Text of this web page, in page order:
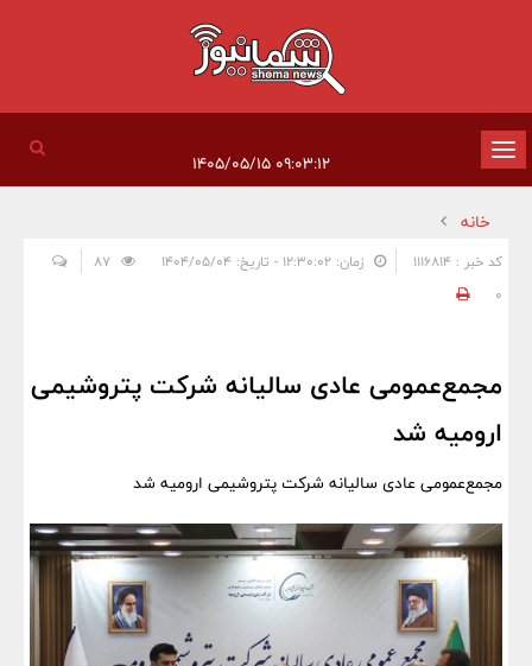
تغییر
وضعیت
ناوبری
۰۹:۰۳:۱۲ ۱۴۰۵/۰۵/۱۵
خانه
کد خبر : 1116814 زمان: ۱۲:۳۰:۰۲ - تاریخ: ۱۴۰۴/۰۵/۰۴
0
مجمع‌عمومی عادی سالیانه شرکت پتروشیمی
ارومیه شد
مجمع‌عمومی عادی سالیانه شرکت پتروشیمی ارومیه شد